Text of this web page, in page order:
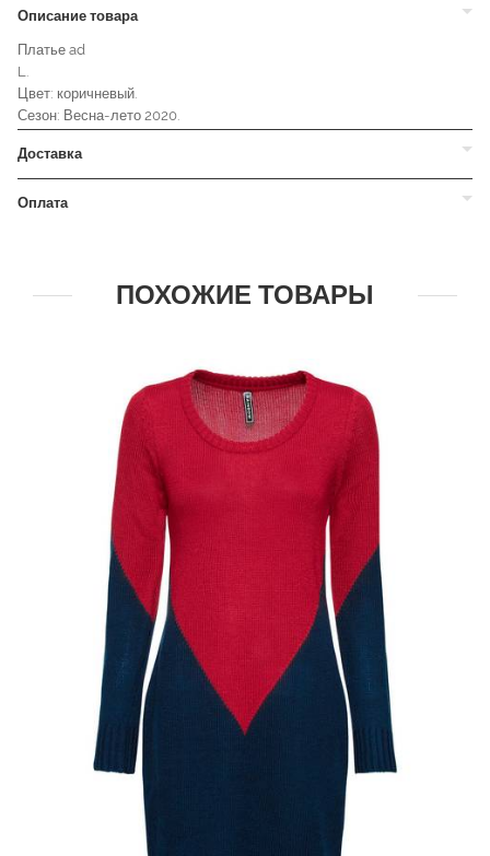
Описание товара
Платье ad
L.
Цвет: коричневый.
Сезон: Весна-лето 2020.
Доставка
Оплата
ПОХОЖИЕ ТОВАРЫ